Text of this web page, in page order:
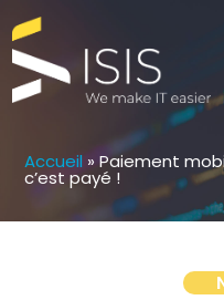
Accueil »Paiement
c’est payé !